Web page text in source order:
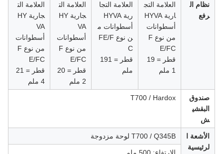
نظام ال
رفع
العلامة التج
ارية HYVA
أسطوانات
من نوع F
E/FC
قطر = 19
1 ملم
العلامة التجا
رية HYVA
أسطوانات م
ن نوع FE/F
C
قطر = 191
ملم
العلامة الت
جارية HY
VA
أسطوانات
من نوع F
E/FC
قطر = 20
2 ملم
العلامة الت
جارية HY
VA
أسطوانات
من نوع F
E/FC
قطر = 21
4 ملم
صندوق
البقشي
ش
T700 / Hardox
الأشعة ا
لرئيسية
T700 / Q345B لوحة مزدوجة